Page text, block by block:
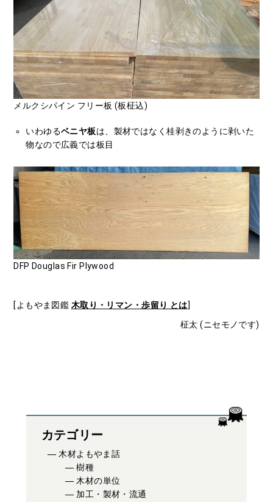
メルクシパイン フリー板 (板柾込)
いわゆるベニヤ板は、製材ではなく桂剥きのように剥いた
物なので広義では板目
DFP Douglas Fir Plywood
[よもやま図鑑 木取り・リマン・歩留り とは]
柾太 (ニセモノです)
カテゴリー
木材よもやま話
樹種
木材の単位
加工・製材・流通